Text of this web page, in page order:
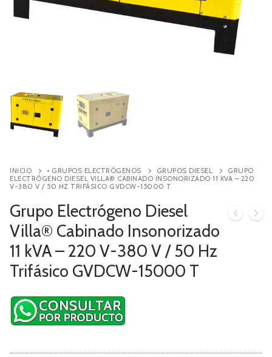
Contacto
INICIO • GRUPOS ELECTRÓGENOS GRUPOS DIESEL
GRUPO
ELECTRÓGENO DIESEL VILLA® CABINADO INSONORIZADO 11 KVA – 220
V-380 V / 50 HZ TRIFÁSICO GVDCW-15000 T
Grupo Electrógeno Diesel
Villa® Cabinado Insonorizado
11 kVA – 220 V-380 V / 50 Hz
Trifásico GVDCW-15000 T